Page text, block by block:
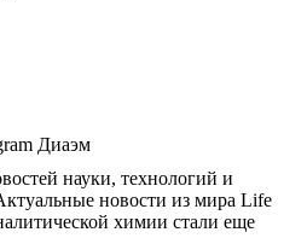
Диаэм
науки, технологий и
новости из мира Life
химии стали еще